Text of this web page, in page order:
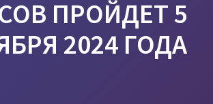
ПРОЙДЕТ 5
2024 ГОДА